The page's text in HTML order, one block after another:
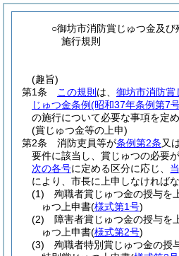
○御坊市消防賞じゅつ金及
施行規則
(趣旨)
第1条
この規則 は、 御坊市消防賞
じゅつ金条例(昭和37年条例第7
の施行について必要な事項を定
(賞じゅつ金等の上申)
第2条
消防吏員等が条例第2条又
要件に該当し、賞じゅつの必要
次の各号に定める区分に応じ、
により、市長に上申しなければな
(1)
殉職者賞じゅつ金の授与
ゅつ上申書(様式第1号)
(2)
障害者賞じゅつ金の授与
ゅつ上申書(様式第2号)
(3)
殉職者特別賞じゅつ金の